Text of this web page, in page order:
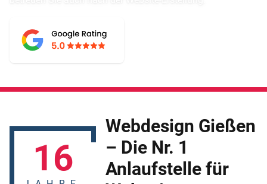
16
Webdesign Gießen
– Die Nr. 1
Anlaufstelle für